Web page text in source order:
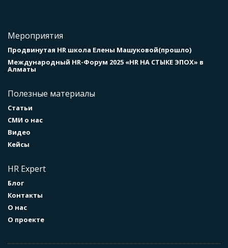
Мероприятия
Продвинутая HR школа Елены Машуковой(прошло)
Международный HR-Форум 2025 «HR НА СТЫКЕ ЭПОХ» в
Алматы
Полезные материалы
Статьи
СМИ о нас
Видео
Кейсы
HR Expert
Блог
Контакты
О нас
О проекте